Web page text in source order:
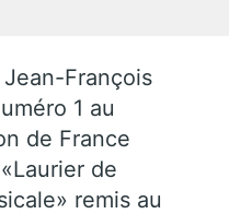
François
1 au
de France
de
remis au